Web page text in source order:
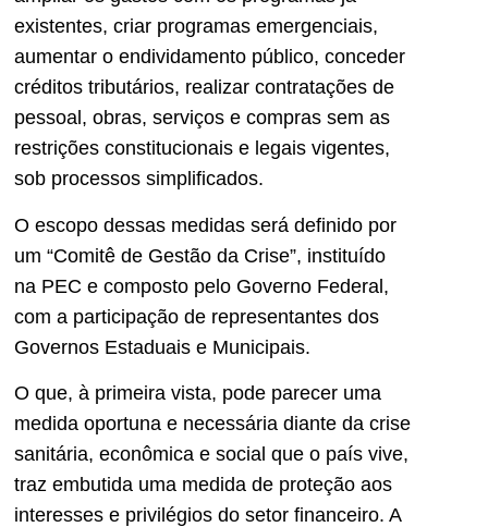
existentes, criar programas emergenciais,
aumentar o endividamento público, conceder
créditos tributários, realizar contratações de
pessoal, obras, serviços e compras sem as
restrições constitucionais e legais vigentes,
sob processos simplificados.
O escopo dessas medidas será definido por
um “Comitê de Gestão da Crise”, instituído
na PEC e composto pelo Governo Federal,
com a participação de representantes dos
Governos Estaduais e Municipais.
O que, à primeira vista, pode parecer uma
medida oportuna e necessária diante da crise
sanitária, econômica e social que o país vive,
traz embutida uma medida de proteção aos
interesses e privilégios do setor financeiro. A